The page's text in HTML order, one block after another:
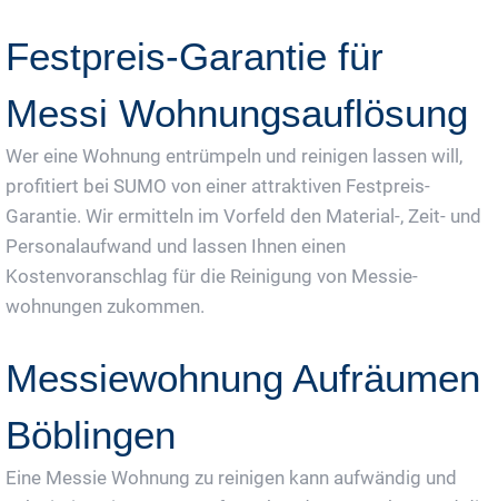
Festpreis-Garantie für
Messi Wohnungsauflösung
Wer eine Wohnung entrümpeln und reinigen lassen will,
profitiert bei SUMO von einer attraktiven Festpreis-
Garantie. Wir ermitteln im Vorfeld den Material-, Zeit- und
Personalaufwand und lassen Ihnen einen
Kostenvoranschlag für die Reinigung von Messie-
wohnungen zukommen.
Messiewohnung Aufräumen
Böblingen
Eine Messie Wohnung zu reinigen kann aufwändig und